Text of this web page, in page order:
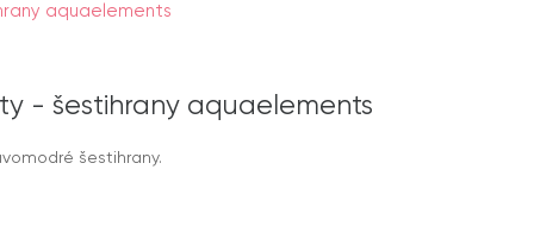
aquaelements
- šestihrany aquaelements
šestihrany.